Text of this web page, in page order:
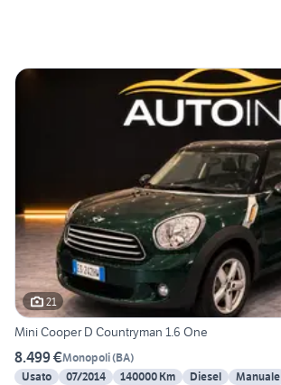
21
Mini Cooper D Countryman 1.6 One
8.499 €Monopoli(BA)
Usato
07/2014 140000 Km Diesel Manuale